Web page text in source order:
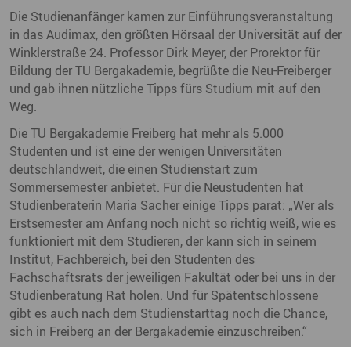
Die Studienanfänger kamen zur Einführungsveranstaltung
in das Audimax, den größten Hörsaal der Universität auf der
Winklerstraße 24. Professor Dirk Meyer, der Prorektor für
Bildung der TU Bergakademie, begrüßte die Neu-Freiberger
und gab ihnen nützliche Tipps fürs Studium mit auf den
Weg.
Die TU Bergakademie Freiberg hat mehr als 5.000
Studenten und ist eine der wenigen Universitäten
deutschlandweit, die einen Studienstart zum
Sommersemester anbietet. Für die Neustudenten hat
Studienberaterin Maria Sacher einige Tipps parat: „Wer als
Erstsemester am Anfang noch nicht so richtig weiß, wie es
funktioniert mit dem Studieren, der kann sich in seinem
Institut, Fachbereich, bei den Studenten des
Fachschaftsrats der jeweiligen Fakultät oder bei uns in der
Studienberatung Rat holen. Und für Spätentschlossene
gibt es auch nach dem Studienstarttag noch die Chance,
sich in Freiberg an der Bergakademie einzuschreiben.“